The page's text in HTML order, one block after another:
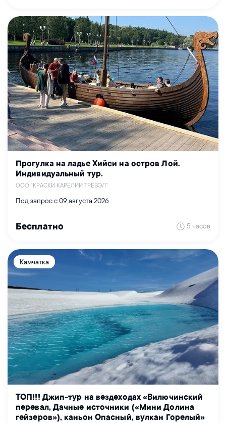
Прогулка на ладье Хийси на остров Лой.
Индивидуальный тур.
ООО "КРАСКИ КАРЕЛИИ ТРЕВЭЛ"
Под запрос с 09 августа 2026
Бесплатно 5 часов
Камчатка
ТОП!!! Джип-тур на вездеходах «Вилючинский
перевал, Дачные источники («Мини Долина
гейзеров»), каньон Опасный, вулкан Горелый»